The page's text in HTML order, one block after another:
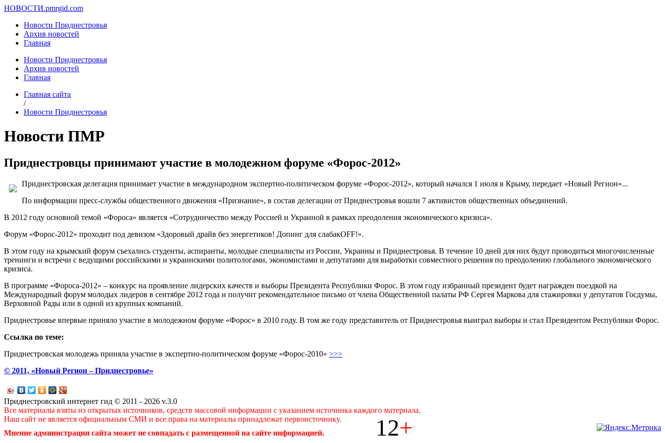
НОВОСТИ.pmrgid.com
Новости Приднестровья
Архив новостей
Главная
Новости Приднестровья
Архив новостей
Главная
Главная сайта
/
Новости Приднестровья
Новости ПМР
Приднестровцы принимают участие в молодежном форуме «Форос-2012»
Приднестровская делегация принимает участие в международном экспертно-политическом форуме «Форос-2012», который начался 1 июля в Крыму, передает «Новый Регион»...
По информации пресс-службы общественного движения «Признание», в состав делегации от Приднестровья вошли 7 активистов общественных объединений.
В 2012 году основной темой «Фороса» является «Сотрудничество между Россией и Украиной в рамках преодоления экономического кризиса».
Форум «Форос-2012» проходит под девизом «Здоровый драйв без энергетиков! Допинг для слабакОFF!».
В этом году на крымский форум съехались студенты, аспиранты, молодые специалисты из России, Украины и Приднестровья. В течение 10 дней для них будут проводиться многочисленные
тренинги и встречи с ведущими российскими и украинскими политологами, экономистами и депутатами для выработки совместного решения по преодолению глобального экономического
кризиса.
В программе «Фороса-2012» – конкурс на проявление лидерских качеств и выборы Президента Республики Форос. В этом году избранный президент будет награжден поездкой на
Международный форум молодых лидеров в сентябре 2012 года и получит рекомендательное письмо от члена Общественной палаты РФ Сергея Маркова для стажировки у депутатов Госдумы,
Верховной Рады или в одной из крупных компаний.
Приднестровье впервые приняло участие в молодежном форуме «Форос» в 2010 году. В том же году представитель от Приднестровья выиграл выборы и стал Президентом Республики Форос.
Ссылка по теме:
Приднестровская молодежь приняла участие в экспертно-политическом форуме «Форос-2010» >>>
© 2011, «Новый Регион – Приднестровье»
Приднестровский интернет гид © 2011 - 2026 v.3.0
Все материалы взяты из открытых источников, средств массовой информации с указанием источника каждого материала.
Наш сайт не является официальным СМИ и все права на материалы принадлежат первоисточнику.
Мнение администрации сайта может не совпадать с размещенной на сайте информацией.
12+